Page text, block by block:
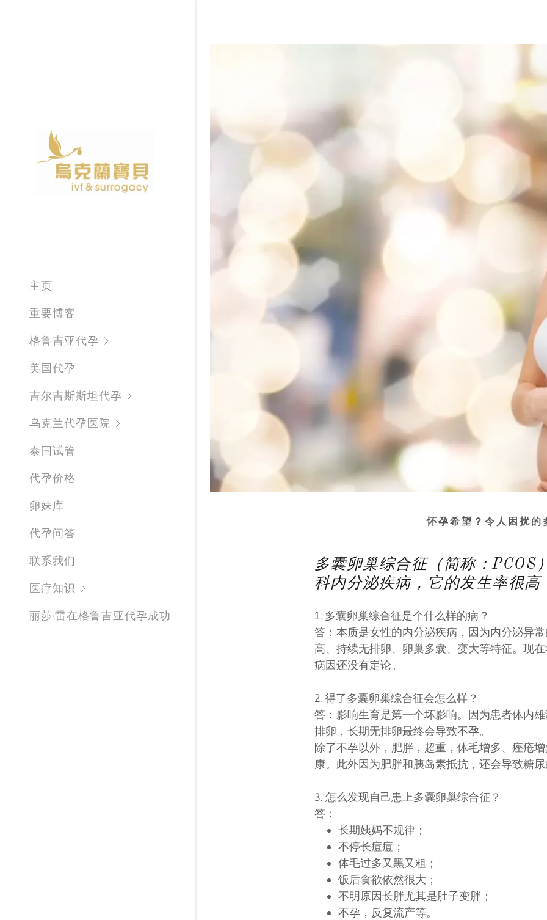
主页
重要博客
格鲁吉亚代孕
格鲁吉亚单身代孕官网
格鲁吉亚INNOVA诊所
美国代孕
吉尔吉斯斯坦代孕
吉尔吉斯斯坦TANG IVF诊所
乌克兰代孕医院
泰国试管
代孕价格
卵妹库
代孕问答
联系我们
医疗知识
辅助生殖重要指标之抗穆勒氏管激素(AMH)
女性预防卵巢早衰的两个小技巧
一，二，三代试管婴儿的区别
拿什么拯救你！精子畸形
怎么查卵泡发育情况
去乌克兰试管？染色体检查不可少
精液不液化？做好提高精子质量是关键
胎停原因找到了！关注DNA精子碎片率
单身女性海外冻卵，保鲜生育机会
一定要做PGS吗？如何选择
试管婴儿性激素六项检查时间
高龄试管会面临哪些问题？
有排卵，为什么还是不怀孕？
试管了解名词：自然周期
快来自测生育成功率，把握机会！
受孕究竟有多复杂？
你为即将到来的宝宝准备好了吗？
丽莎·雷在格鲁吉亚代孕成功
怀孕希望？令人困扰的
多囊卵巢综合征（简称：PCOS
科内分泌疾病，它的发生率很
1. 多囊卵巢综合征是个什么样的病？
答：本质是女性的内分泌疾病，因为内分泌异
高、持续无排卵、卵巢多囊、变大等特征。现
病因还没有定论。
2. 得了多囊卵巢综合征会怎么样？
答：影响生育是第一个坏影响。因为患者体内
排卵，长期无排卵最终会导致不孕。
除了不孕以外，肥胖，超重，体毛增多、痤疮
康。此外因为肥胖和胰岛素抵抗，还会导致糖
3. 怎么发现自己患上多囊卵巢综合征？
答：
长期姨妈不规律；
不停长痘痘；
体毛过多又黑又粗；
饭后食欲依然很大；
不明原因长胖尤其是肚子变胖；
不孕，反复流产等。